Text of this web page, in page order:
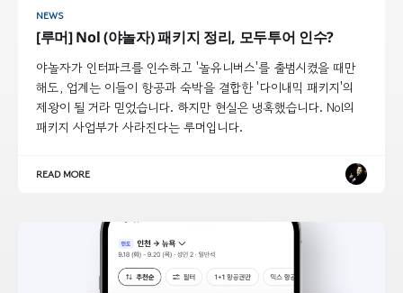
NEWS
[루머] Nol (야놀자) 패키지 정리, 모두투어 인수?
야놀자가 인터파크를 인수하고 '놀유니버스'를 출범시켰을 때만
해도, 업계는 이들이 항공과 숙박을 결합한 '다이내믹 패키지'의
제왕이 될 거라 믿었습니다. 하지만 현실은 냉혹했습니다. Nol의
패키지 사업부가 사라진다는 루머입니다.
READ MORE